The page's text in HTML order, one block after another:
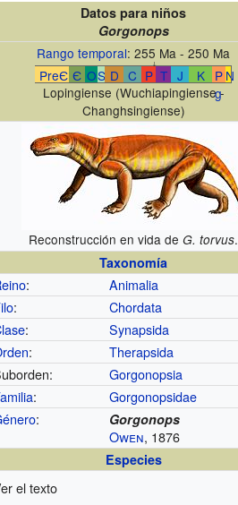
Datos para niños
Gorgonops
Rango temporal: 255 Ma - 250 Ma
PreЄ Є OS D C P T J K
P
g
N
↓
Lopingiense (Wuchiapingiense -
Changhsingiense)
Reconstrucción en vida deG. torvus.
Taxonomía
:
Animalia
:
Chordata
:
Synapsida
:
Therapsida
Gorgonopsia
:
Gorgonopsidae
: Gorgonops
Owen, 1876
Especies
el texto